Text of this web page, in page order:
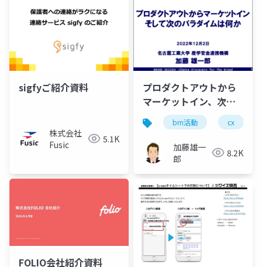
sigfyご紹介資料
株式会社
Fusic
5.1K
プロダクトアウトから
マーケットイン、次の
パラダイムは何か
bm活動 cx
加藤雄一
郎
8.2K
FOLIO会社紹介資料